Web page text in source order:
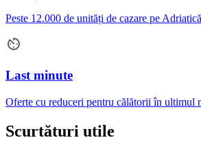
Peste 12.000 de unități de cazare pe
Last minute
Oferte cu reduceri pentru călătorii în ultimul
Scurtături utile